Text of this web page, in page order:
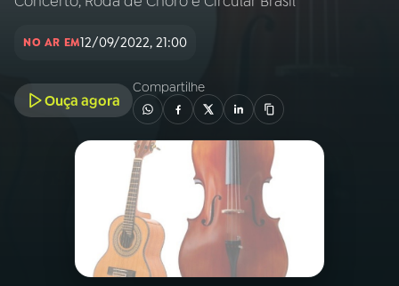
01INÍCIO
02A RÁDIO
PROGRAMAÇÃO
PROGRAMAS
PODCASTS
NO AR EM12/09/2022, 21:00
Ouça agora
Compartilhe